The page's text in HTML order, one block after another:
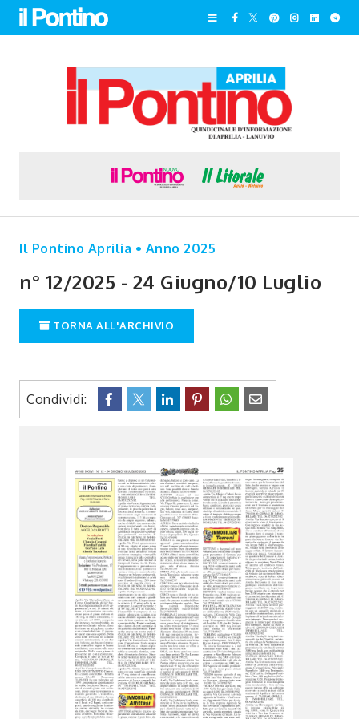
Il Pontino Aprilia • Anno 2025
n° 12/2025 - 24 Giugno/10 Luglio
TORNA ALL'ARCHIVIO
Condividi: